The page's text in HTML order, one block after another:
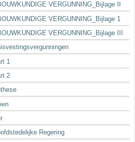
VERGUNNING_Bijlage II
VERGUNNING_Bijlage 1
VERGUNNING_Bijlage III
1
2
Regering